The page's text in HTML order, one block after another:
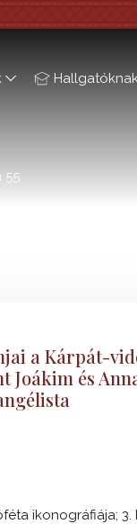
55
a Kárpát-
Joákim és
ikonográfiája;